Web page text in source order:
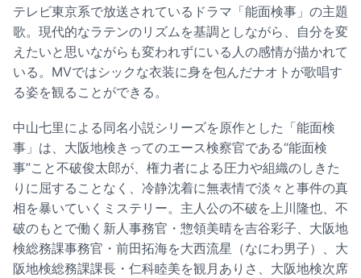
テレビ東京系で放送されているドラマ「能面検事」の主題
歌。現代的なラテンのリズムを基調としながら、自分を変
えたいと思いながらも変われずにいる人の感情が描かれて
いる。MVではシックな衣装に身を包んだナオトが歌唱す
る姿を観ることができる。
中山七里による同名小説シリーズを原作とした「能面検
事」は、大阪地検きってのエース検察官である“能面検
事”こと不破俊太郎が、権力者による圧力や組織のしきた
りに屈することなく、冷静沈着に無表情で淡々と事件の真
相を暴いていくミステリー。主人公の不破を上川隆也、不
破のもとで働く新人事務官・惣領美晴を吉谷彩子、大阪地
検総務課事務官・前田拓海を大西流星（なにわ男子）、大
阪地検総務課課長・仁科睦美を観月ありさ、大阪地検次席